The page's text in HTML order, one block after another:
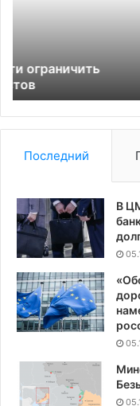
принесет
доходы
Reuters оценил,
Украины
Последний
В